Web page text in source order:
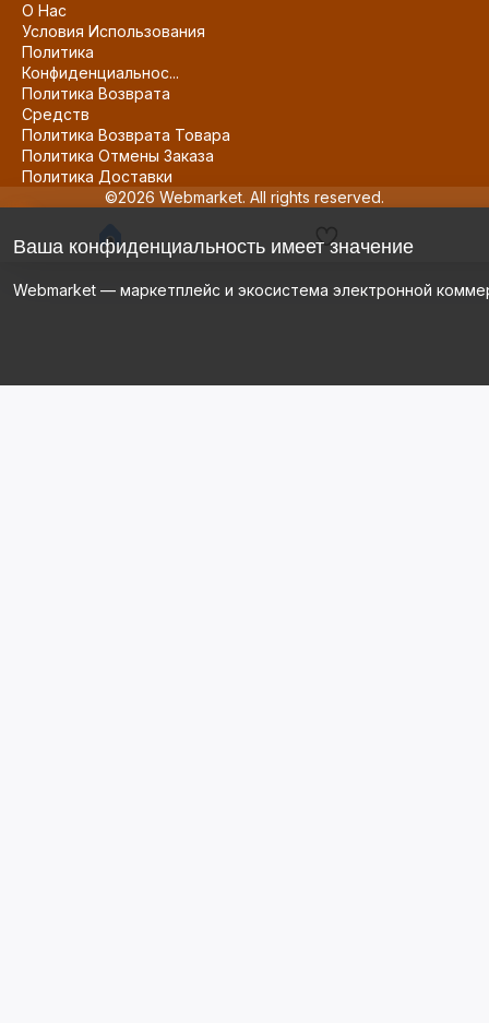
О Нас
Условия Использования
Политика
Конфиденциальнос...
Политика Возврата
Средств
Политика Возврата Товара
Политика Отмены Заказа
Политика Доставки
©2026 Webmarket. All rights reserved.
Ваша конфиденциальность имеет значение
Webmarket — маркетплейс и экосистема электронной